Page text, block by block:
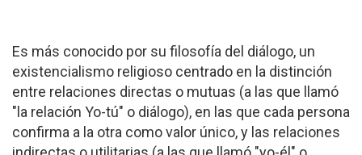
Es más conocido por su filosofía del diálogo, un
existencialismo religioso centrado en la distinción
entre relaciones directas o mutuas (a las que llamó
"la relación Yo-tú" o diálogo), en las que cada persona
confirma a la otra como valor único, y las relaciones